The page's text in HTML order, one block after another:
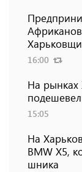
16:00
На рынках
15:05
На
BMW Х5,
шника